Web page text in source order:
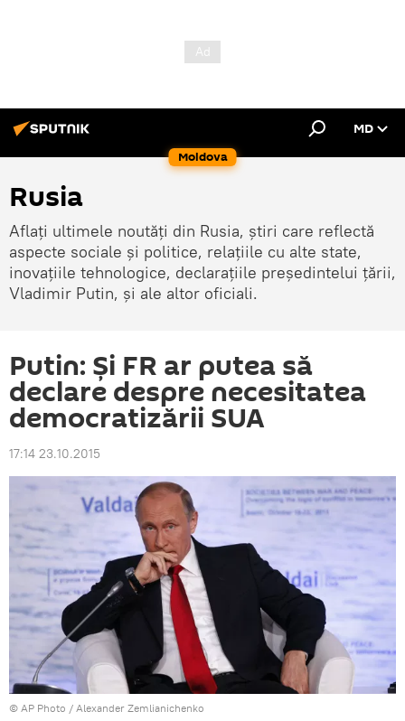
Moldova
MD
Rusia
Aflați ultimele noutăți din Rusia, știri care reflectă
aspecte sociale și politice, relațiile cu alte state,
inovațiile tehnologice, declarațiile președintelui țării,
Vladimir Putin, și ale altor oficiali.
Putin: Şi FR ar putea să
declare despre necesitatea
democratizării SUA
17:14 23.10.2015
© AP Photo / Alexander Zemlianichenko